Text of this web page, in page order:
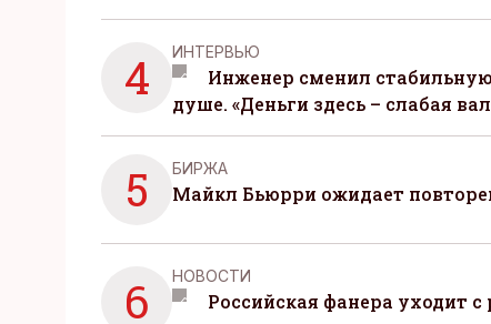
4 ИНТЕРВЬЮ
Инженер сменил
душе. «Деньги здесь – слабая
5 БИРЖА
Майкл Бьюрри ожидает
6 НОВОСТИ
Российская фанера уходит